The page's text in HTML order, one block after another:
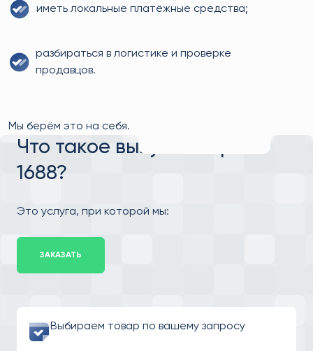
иметь локальные платёжные средства;
разбираться в логистике и проверке
продавцов.
Мы берём это на себя.
Что такое выкуп товара с
1688?
Это услуга, при которой мы:
ЗАКАЗАТЬ
Выбираем товар по вашему запросу